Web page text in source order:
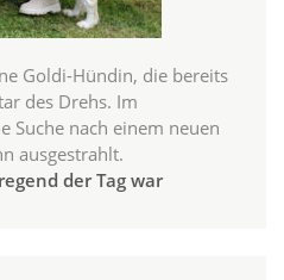
Goldi-Hündin, die bereits
des Drehs. Im
Suche nach einem neuen
ausgestrahlt.
der Tag war